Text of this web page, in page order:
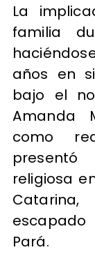
La
familia
años en
bajo el
Amanda
como
religiosa
Pará.